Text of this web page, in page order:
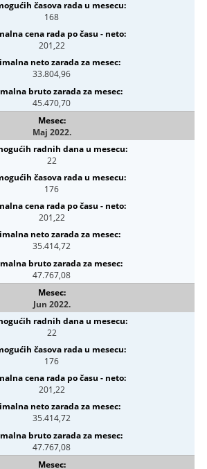
168
201,22
33.804,96
45.470,70
Maj 2022.
22
176
201,22
35.414,72
47.767,08
Jun 2022.
22
176
201,22
35.414,72
47.767,08